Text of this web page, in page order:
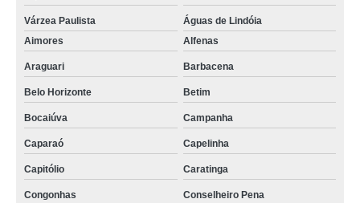
Várzea Paulista
Águas de Lindóia
Aimores
Alfenas
Araguari Barbacena
Belo Horizonte Betim
Bocaiúva Campanha
Caparaó Capelinha
Capitólio Caratinga
Congonhas Conselheiro Pena